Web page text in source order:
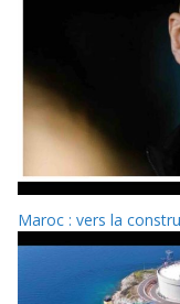
Maroc : vers la